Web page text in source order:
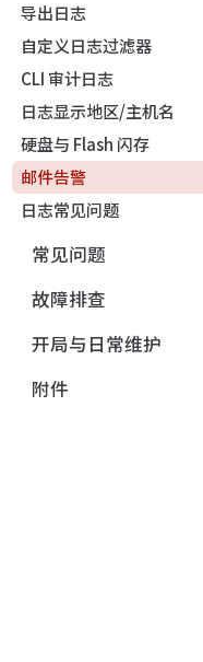
导出日志
自定义日志过滤器
CLI 审计日志
日志显示地区/主机名
硬盘与 Flash 闪存
邮件告警
日志常见问题
常见问题
故障排查
开局与日常维护
附件